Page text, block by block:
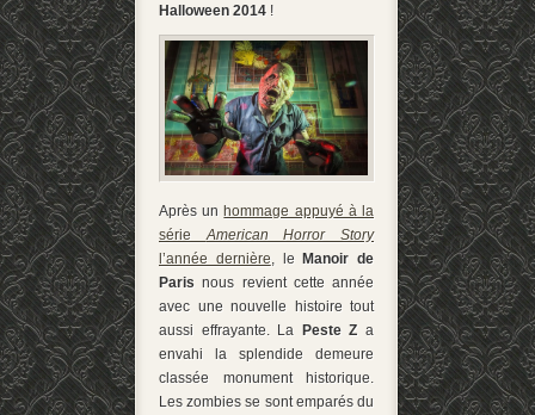
Halloween 2014 !
Après unhommage appuyé à la
série American Horror Story
l’année dernière , leManoir de
Paris nous revient cette année
avec une nouvelle histoire tout
aussi effrayante. La Peste Z a
envahi la splendide demeure
classée monument historique.
Les zombies se sont emparés du